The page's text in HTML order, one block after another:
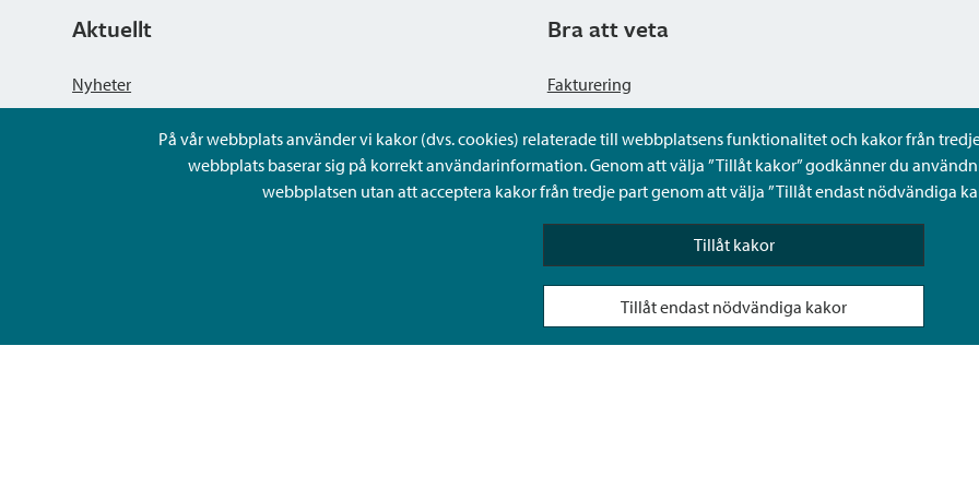
På vår webbplats använder vi kakor (dvs. cookies) relaterade till webbplatsens funktionalitet och kakor från
webbplats baserar sig på korrekt användarinformation. Genom att välja ”Tillåt kakor” godkänner du
webbplatsen utan att acceptera kakor från tredje part genom att välja ”Tillåt endast nödvändiga
Tillåt kakor
Tillåt endast nödvändiga kakor
Aktuellt
Nyheter
Kungörelser
Bra att veta
Fakturering
Dataskyddsbeskrivning
Tillgänglighetsutlåtande
Sköta ärenden för någon annan i Sibbos Mina tjänster